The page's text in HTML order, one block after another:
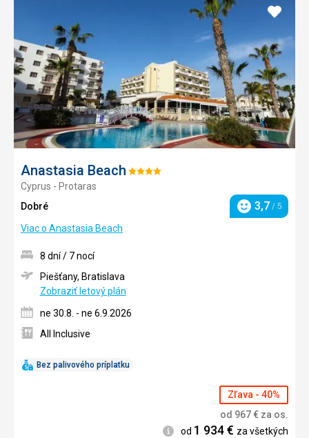
Anastasia Beach Hodnotenie:
Cyprus - Protaras
Dobré
Hodnotenie
3,7 / 5
Viac o Anastasia Beach
Pridať
Bez palivového príplatku
8 dní / 7 nocí
Piešťany, Bratislava
Zobraziť letový plán
ne 30.8. - ne 6.9.2026
All Inclusive
Zľava - 40%
od 967€ za os.
Informácie
od 1 934€ za všetkých